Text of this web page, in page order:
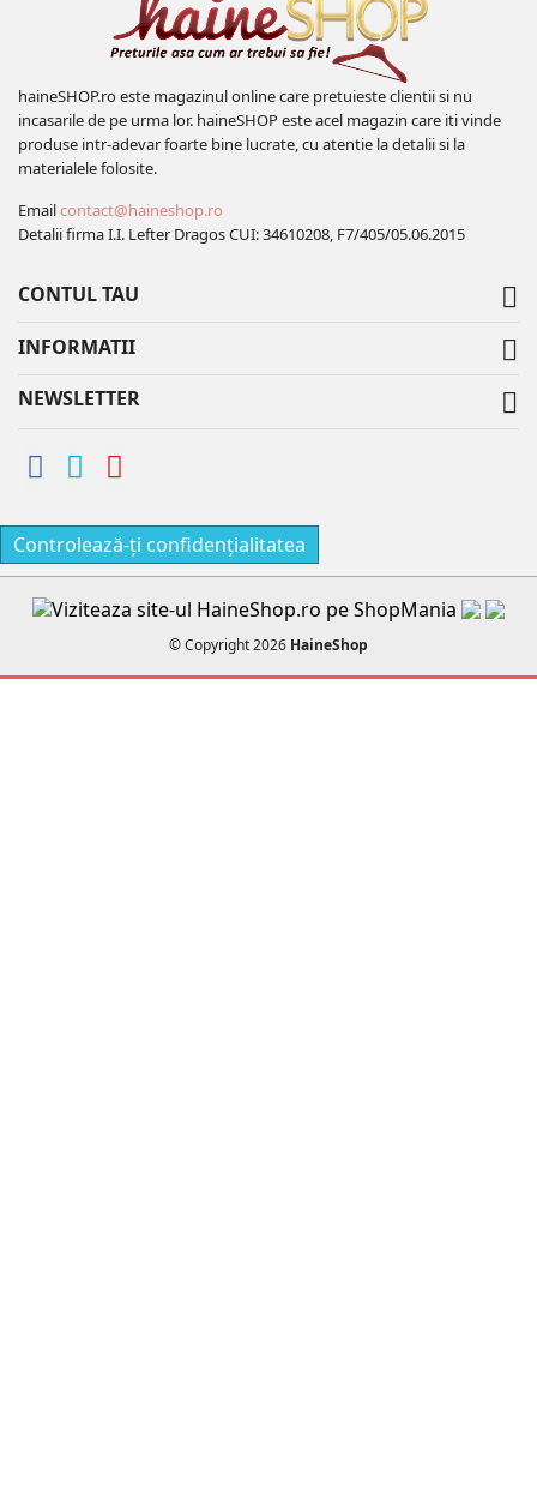
haineSHOP.ro este magazinul online care pretuieste clientii si nu
incasarile de pe urma lor. haineSHOP este acel magazin care iti vinde
produse intr-adevar foarte bine lucrate, cu atentie la detalii si la
materialele folosite.
Emailcontact@haineshop.ro
Detalii firma I.I. Lefter Dragos CUI: 34610208, F7/405/05.06.2015
CONTUL TAU 
INFORMATII 
NEWSLETTER 
Controlează-ți confidențialitatea
© Copyright 2026 HaineShop